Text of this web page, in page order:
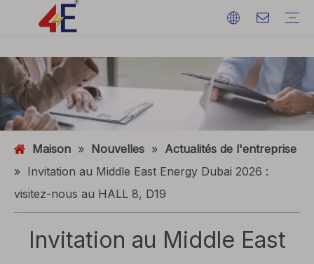
Maison » Nouvelles » Actualités de l'entreprise
» Invitation au Middle East Energy Dubai 2026 :
visitez-nous au HALL 8, D19
Invitation au Middle East